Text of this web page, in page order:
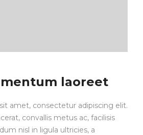
laoreet
amet, consectetur adipiscing elit.
convallis metus ac, facilisis
nisl in ligula ultricies, a